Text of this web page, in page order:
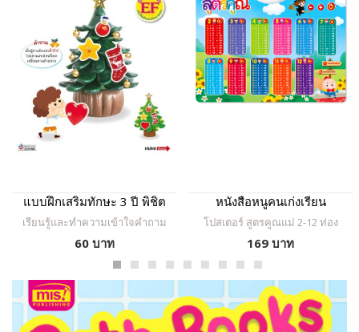
แบบฝึกเสริมทักษะ 3 ปี พิชิต
ตรรกะ
เรียนรู้และทำความเข้าใจคำถาม
ฝึกคิดและแก้ไขปัญหาให้สำเร็จ
ลุล่วง
60 บาท
หนังสือหนูคนเก่งเรียน
คณิตศาสตร์ + สมุดระบายสี
พร้อมโปสเตอร์พูดได้ สูตรคูณ
แม่ 2-12 โปสเตอร์กดแล้วมี
เสียง
โปสเตอร์ สูตรคูณแม่ 2-12 ท่อง
สนุก พลาสติกเกรด A พรีเมี่ยม
ทนทาน ไม่ขาด ตัวอักษรใหญ่
ชัดเจน ภาพการ์ตูนน่ารัก กดปุ่มฟัง
เสียงอ่าน กดเพิ่ม-ลดเสียงได้
169 บาท